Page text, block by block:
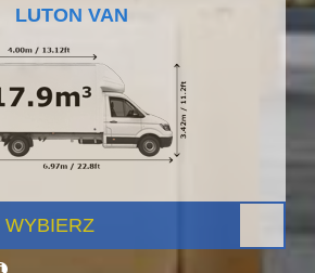
LUTON VAN
WYBIERZ